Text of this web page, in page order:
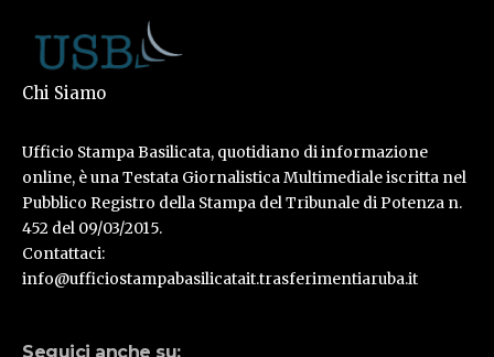
Chi Siamo
Ufficio Stampa Basilicata, quotidiano di informazione
online, è una Testata Giornalistica Multimediale iscritta nel
Pubblico Registro della Stampa del Tribunale di Potenza n.
452 del 09/03/2015.
Contattaci:
info@ufficiostampabasilicatait.trasferimentiaruba.it
Seguici anche su: